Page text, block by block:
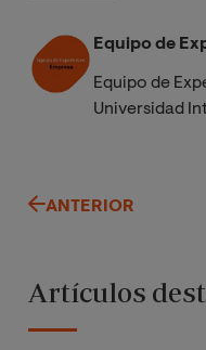
Equipo de
Equipo de
Universidad
ANTERIOR
Artículos